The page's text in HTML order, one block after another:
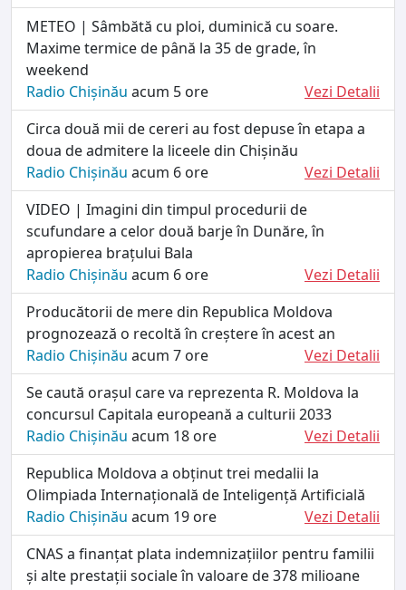
METEO | Sâmbătă cu ploi, duminică cu soare.
Maxime termice de până la 35 de grade, în
weekend
Radio Chișinău acum 5 ore
Vezi Detalii
Circa două mii de cereri au fost depuse în etapa a
doua de admitere la liceele din Chișinău
Radio Chișinău acum 6 ore
Vezi Detalii
VIDEO | Imagini din timpul procedurii de
scufundare a celor două barje în Dunăre, în
apropierea brațului Bala
Radio Chișinău acum 6 ore
Vezi Detalii
Producătorii de mere din Republica Moldova
prognozează o recoltă în creștere în acest an
Radio Chișinău acum 7 ore
Vezi Detalii
Se caută orașul care va reprezenta R. Moldova la
concursul Capitala europeană a culturii 2033
Radio Chișinău acum 18 ore
Vezi Detalii
Republica Moldova a obținut trei medalii la
Olimpiada Internațională de Inteligență Artificială
Radio Chișinău acum 19 ore
Vezi Detalii
CNAS a finanțat plata indemnizațiilor pentru familii
și alte prestații sociale în valoare de 378 milioane